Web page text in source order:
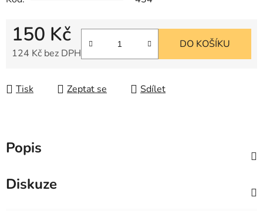
150 Kč
124 Kč bez DPH
DO KOŠÍKU
Tisk Zeptat se Sdílet
Popis
Diskuze